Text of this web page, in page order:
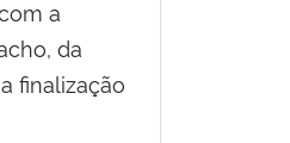
a
da
finalização